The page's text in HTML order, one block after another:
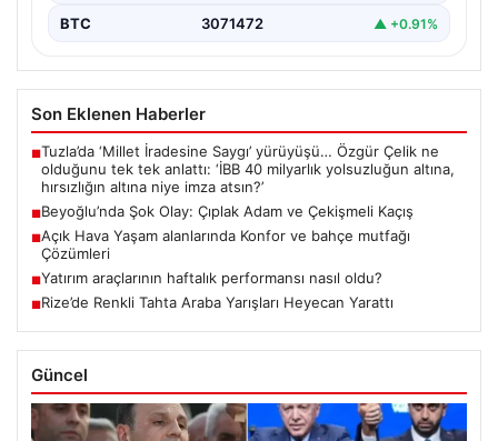
BTC 3071472 ▲ +0.91%
Son Eklenen Haberler
■Tuzla’da ‘Millet İradesine Saygı’ yürüyüşü… Özgür Çelik ne
olduğunu tek tek anlattı: ‘İBB 40 milyarlık yolsuzluğun altına,
hırsızlığın altına niye imza atsın?’
■Beyoğlu’nda Şok Olay: Çıplak Adam ve Çekişmeli Kaçış
■Açık Hava Yaşam alanlarında Konfor ve bahçe mutfağı
Çözümleri
■Yatırım araçlarının haftalık performansı nasıl oldu?
■Rize’de Renkli Tahta Araba Yarışları Heyecan Yarattı
Güncel